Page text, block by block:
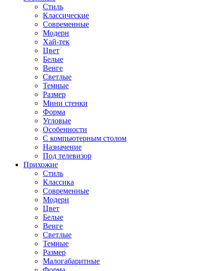
Стиль
Классические
Современные
Модерн
Хай-тек
Цвет
Белые
Венге
Светлые
Темные
Размер
Мини стенки
Форма
Угловые
Особенности
С компьютерным столом
Назначение
Под телевизор
Прихожие
Стиль
Классика
Современные
Модерн
Цвет
Белые
Венге
Светлые
Темные
Размер
Малогабаритные